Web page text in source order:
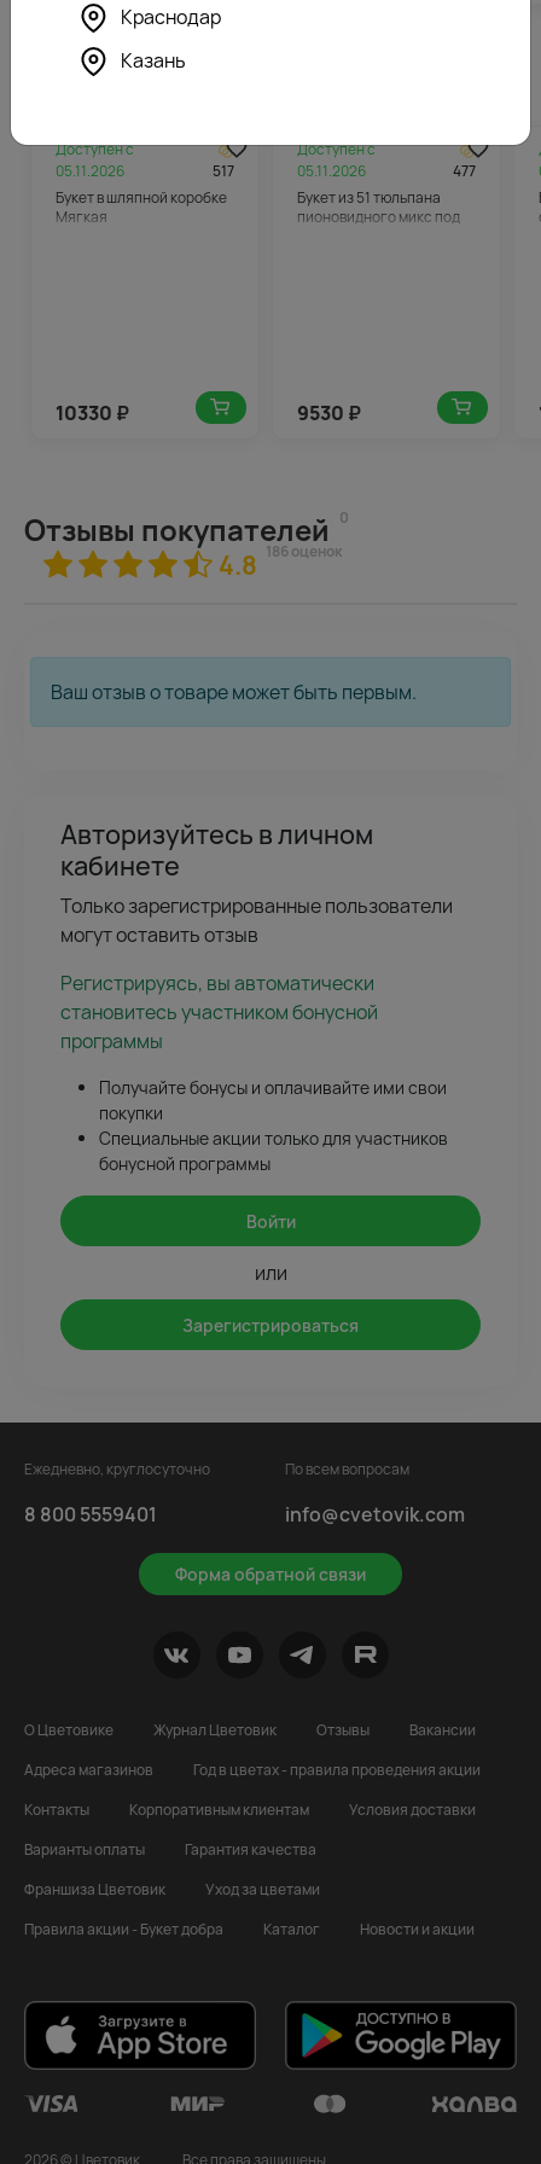
Похожие товары
Доступен с
05.11.2026
517
Букет в шляпной коробке
Мягкая
10330 ₽
Доступен с
05.11.2026
477
Букет из 51 тюльпана
пионовидного микс под
9530 ₽
Отзывы покупателей 0
4.8 186 оценок
Ваш отзыв о товаре может быть первым.
Авторизуйтесь в личном
кабинете
Только зарегистрированные пользователи
могут оставить отзыв
Регистрируясь, вы автоматически
становитесь участником бонусной
программы
Получайте бонусы и оплачивайте ими свои
покупки
Специальные акции только для участников
бонусной программы
Войти
или
Зарегистрироваться
Ежедневно, круглосуточно
8 800 5559401
Форма обратной связи
По всем вопросам
info@cvetovik.com
О Цветовике Журнал Цветовик Отзывы
Вакансии
Адреса магазинов
Год в цветах - правила проведения акции
Контакты
Корпоративным клиентам
Условия доставки
Варианты оплаты
Гарантия качества
Франшиза Цветовик
Уход за цветами
Правила акции - Букет добра
Каталог Новости и акции
Краснодар
Казань